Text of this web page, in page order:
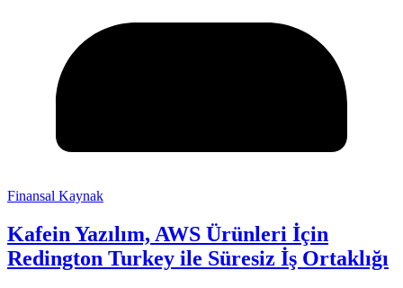
Finansal Kaynak
Kafein Yazılım, AWS Ürünleri İçin
Redington Turkey ile Süresiz İş Ortaklığı